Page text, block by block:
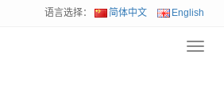
语言选择： 简体中文 English